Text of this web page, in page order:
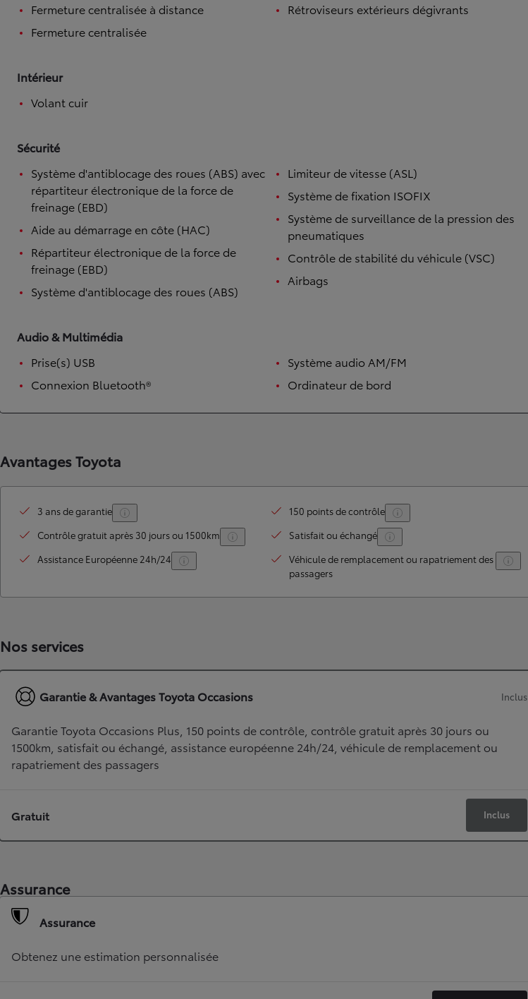
Fermeture centralisée à distance
Fermeture centralisée
Rétroviseurs extérieurs dégivrants
Intérieur
Volant cuir
Sécurité
Système d'antiblocage des roues (ABS) avec
répartiteur électronique de la force de
freinage (EBD)
Aide au démarrage en côte (HAC)
Répartiteur électronique de la force de
freinage (EBD)
Système d'antiblocage des roues (ABS)
Limiteur de vitesse (ASL)
Système de fixation ISOFIX
Système de surveillance de la pression des
pneumatiques
Contrôle de stabilité du véhicule (VSC)
Airbags
Audio & Multimédia
Prise(s) USB
Connexion Bluetooth®
Système audio AM/FM
Ordinateur de bord
Avantages Toyota
3 ans de garantie
150 points de contrôle
Contrôle gratuit après 30 jours ou 1500km
Satisfait ou échangé
Assistance Européenne 24h/24
Véhicule de remplacement ou rapatriement des
passagers
Nos services
Garantie & Avantages Toyota Occasions Inclus
Garantie Toyota Occasions Plus, 150 points de contrôle, contrôle gratuit après 30 jours ou
1500km, satisfait ou échangé, assistance européenne 24h/24, véhicule de remplacement ou
rapatriement des passagers
Gratuit Inclus
Assurance
Assurance
Obtenez une estimation personnalisée